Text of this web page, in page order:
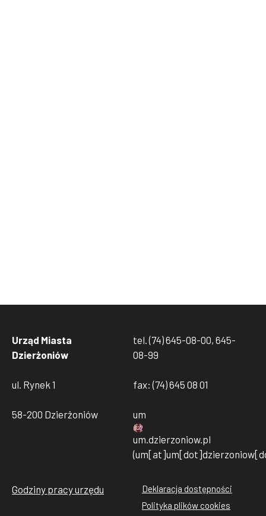
Urząd Miasta
Dzierżoniów
ul. Rynek 1
58-200 Dzierżoniów
tel. (74) 645-08-00, 645-
08-99
fax: (74) 645 08 01
um
um dzierzoniow. pl
Godziny pracy urzędu
Stopka
rodo
Deklaracja dostępności
Polityka plików cookies